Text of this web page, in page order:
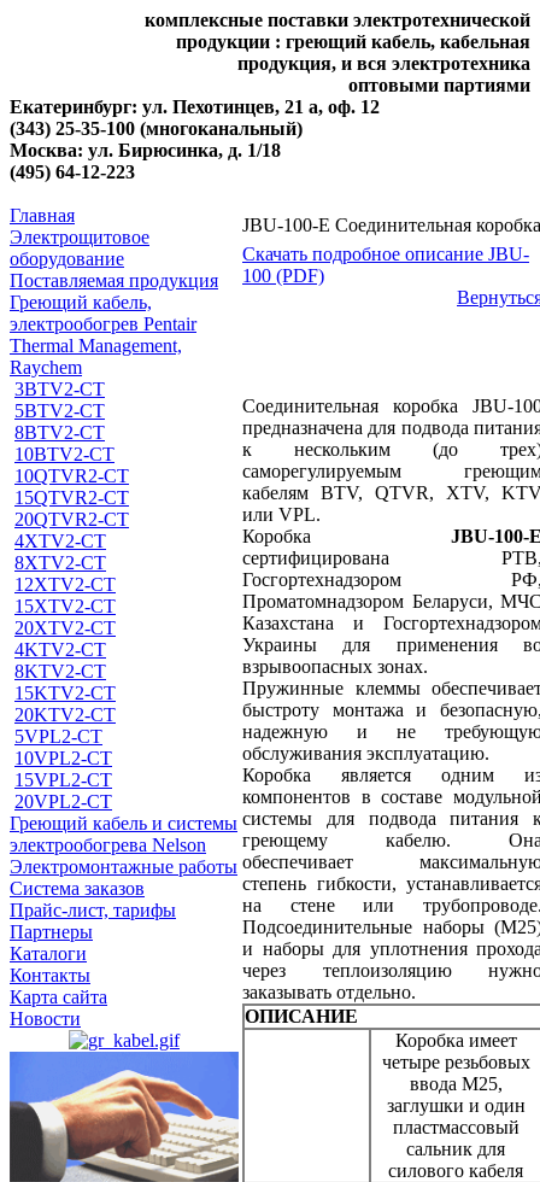
комплексные поставки электротехнической
продукции : греющий кабель, кабельная
продукция, и вся электротехника
оптовыми партиями
Екатеринбург: ул. Пехотинцев, 21 а, оф. 12
(343) 25-35-100 (многоканальный)
Москва: ул. Бирюсинка, д. 1/18
(495) 64-12-223
Главная
Электрощитовое
оборудование
Поставляемая продукция
Греющий кабель,
электрообогрев Pentair
Thermal Management,
Raychem
3BTV2-CT
5BTV2-CT
8BTV2-CT
10BTV2-CT
10QTVR2-CT
15QTVR2-CT
20QTVR2-CT
4XTV2-CT
8XTV2-CT
12XTV2-CT
15XTV2-CT
20XTV2-CT
4KTV2-CT
8KTV2-CT
15KTV2-CT
20KTV2-CT
5VPL2-CT
10VPL2-CT
15VPL2-CT
20VPL2-CT
Греющий кабель и системы
электрообогрева Nelson
Электромонтажные работы
Система заказов
Прайс-лист, тарифы
Партнеры
Каталоги
Контакты
Карта сайта
Новости
JBU-100-E Соединительная коробка
Скачать подробное описание JBU-
100 (PDF)
Соединительная коробка JBU-
предназначена для подвода
к нескольким (до
саморегулируемым
кабелям BTV, QTVR, XTV,
или VPL.
Коробка JBU-100-
сертифицирована
Госгортехнадзором
Проматомнадзором Беларуси,
Казахстана и
Украины для применения
взрывоопасных зонах.
Пружинные клеммы
быстроту монтажа и
надежную и не
обслуживания эксплуатацию.
Коробка является одним
компонентов в составе
системы для подвода питания
греющему кабелю.
обеспечивает
степень гибкости,
на стене или
Подсоединительные наборы
и наборы для уплотнения
через теплоизоляцию
заказывать отдельно.
ОПИСАНИЕ
Коробка имеет
четыре резьбовых
ввода М25,
заглушки и один
пластмассовый
сальник для
силового кабеля